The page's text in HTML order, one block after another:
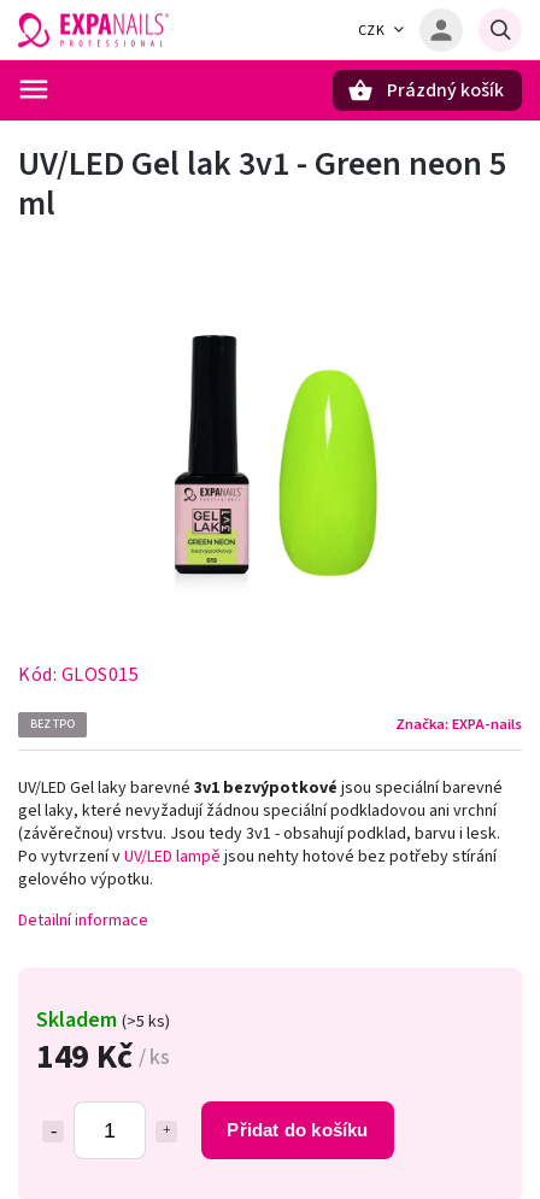
CZK
Prázdný košík
UV/LED Gel lak 3v1 - Green neon 5
ml
Kód: GLOS015
BEZ TPO Značka: EXPA-nails
149 Kč / ks
Přidat do košíku
Skladem (>5 ks)
UV/LED Gel laky barevné 3v1 bezvýpotkové jsou speciální barevné
gel laky, které nevyžadují žádnou speciální podkladovou ani vrchní
(závěrečnou) vrstvu. Jsou tedy 3v1 - obsahují podklad, barvu i lesk.
Po vytvrzení vUV/LED lampě jsou nehty hotové bez potřeby stírání
gelového výpotku.
Detailní informace